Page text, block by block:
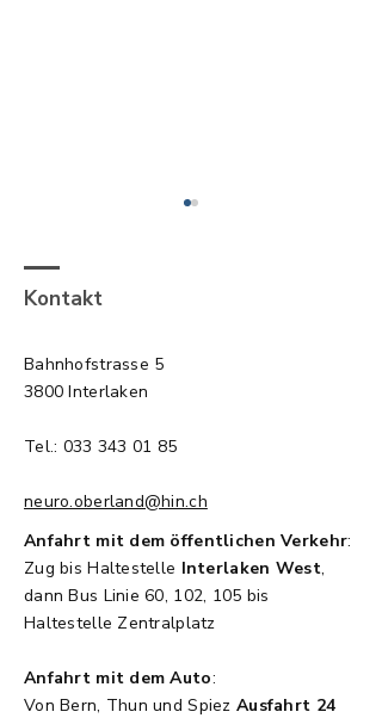
Beispeilbeitrag 1
Kontakt
Bahnhofstrasse 5
3800 Interlaken
Tel.: 033 343 01 85
neuro.oberland@hin.ch
Anfahrt mit dem öffentlichen Verkehr:
Zug bis Haltestelle Interlaken West,
dann Bus Linie 60, 102, 105 bis
Haltestelle Zentralplatz
Anfahrt mit dem Auto:
Von Bern, Thun und Spiez Ausfahrt 24